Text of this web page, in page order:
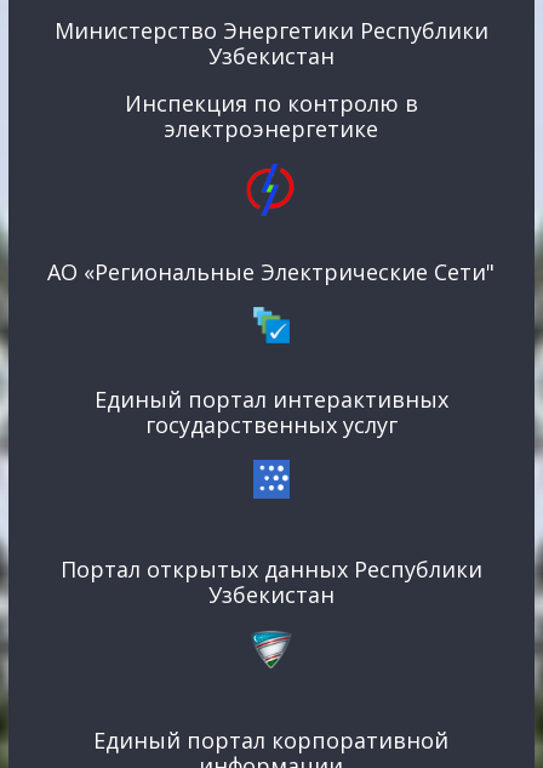
Министерство Энергетики Республики
Узбекистан
Инспекция по контролю в
электроэнергетике
АО «Региональные Электрические Сети"
Единый портал интерактивных
государственных услуг
Портал открытых данных Республики
Узбекистан
Единый портал корпоративной